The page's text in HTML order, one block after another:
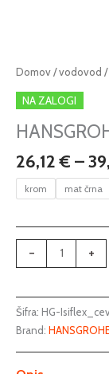
Domov/vodovod /
NA ZALOGI
26,12€ –
krom mat črna
-
HANSGROHE
Isiflex,
pršna
cev
količina
+
Šifra: HG-
Brand: